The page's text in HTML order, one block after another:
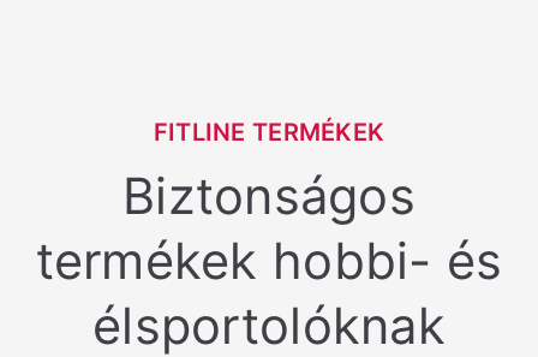
FITLINE TERMÉKEK
Biztonságos
termékek hobbi- és
élsportolóknak